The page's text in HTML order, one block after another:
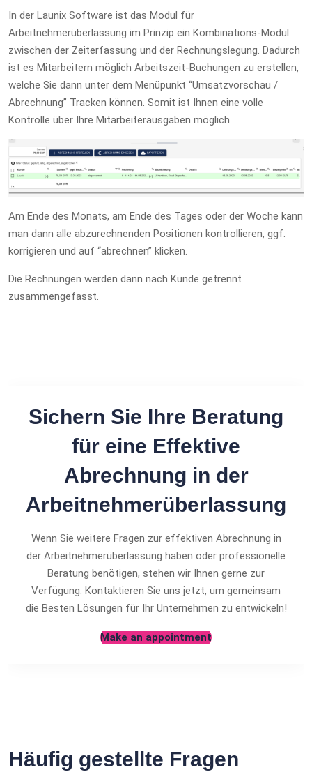
In der Launix Software ist das Modul für
Arbeitnehmerüberlassung im Prinzip ein Kombinations-Modul
zwischen der Zeiterfassung und der Rechnungslegung. Dadurch
ist es Mitarbeitern möglich Arbeitszeit-Buchungen zu erstellen,
welche Sie dann unter dem Menüpunkt “Umsatzvorschau /
Abrechnung” Tracken können. Somit ist Ihnen eine volle
Kontrolle über Ihre Mitarbeiterausgaben möglich
Am Ende des Monats, am Ende des Tages oder der Woche kann
man dann alle abzurechnenden Positionen kontrollieren, ggf.
korrigieren und auf “abrechnen” klicken.
Die Rechnungen werden dann nach Kunde getrennt
zusammengefasst.
Sichern Sie Ihre Beratung
für eine Effektive
Abrechnung in der
Arbeitnehmerüberlassung
Wenn Sie weitere Fragen zur effektiven Abrechnung in
der Arbeitnehmerüberlassung haben oder professionelle
Beratung benötigen, stehen wir Ihnen gerne zur
Verfügung. Kontaktieren Sie uns jetzt, um gemeinsam
die Besten Lösungen für Ihr Unternehmen zu entwickeln!
Make an appointment
Häufig gestellte Fragen